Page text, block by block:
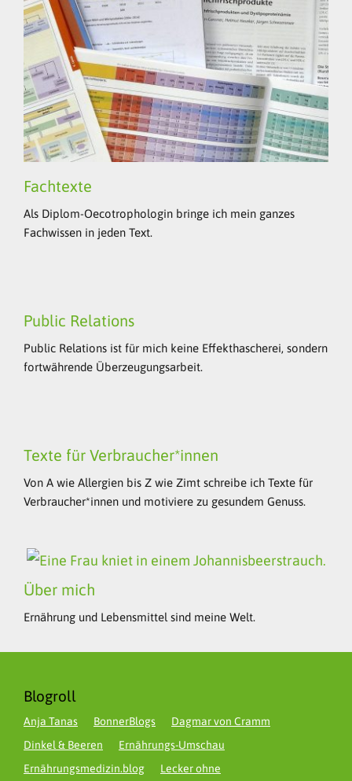
Fachtexte
Als Diplom-Oecotrophologin bringe ich mein ganzes
Fachwissen in jeden Text.
Public Relations
Public Relations ist für mich keine Effekthascherei, sondern
fortwährende Überzeugungsarbeit.
Texte für Verbraucher*innen
Von A wie Allergien bis Z wie Zimt schreibe ich Texte für
Verbraucher*innen und motiviere zu gesundem Genuss.
Über mich
Ernährung und Lebensmittel sind meine Welt.
Blogroll
Anja Tanas BonnerBlogs
Dagmar von Cramm
Dinkel & Beeren
Ernährungs-Umschau
Ernährungsmedizin.blog
Lecker ohne